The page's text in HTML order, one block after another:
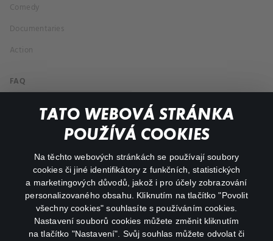
TATO WEBOVÁ STRÁNKA
POUŽÍVÁ COOKIES
Na těchto webových stránkách se používají soubory
cookies či jiné identifikátory z funkčních, statistických
a marketingových důvodů, jakož i pro účely zobrazování
personalizovaného obsahu. Kliknutím na tlačítko "Povolit
všechny cookies" souhlasíte s používáním cookies.
Nastavení souborů cookies můžete změnit kliknutím
na tlačítko "Nastavení". Svůj souhlas můžete odvolat či
Comedy
Documentaries
Action
FAQ
My profile
facebookinstagram
youtube